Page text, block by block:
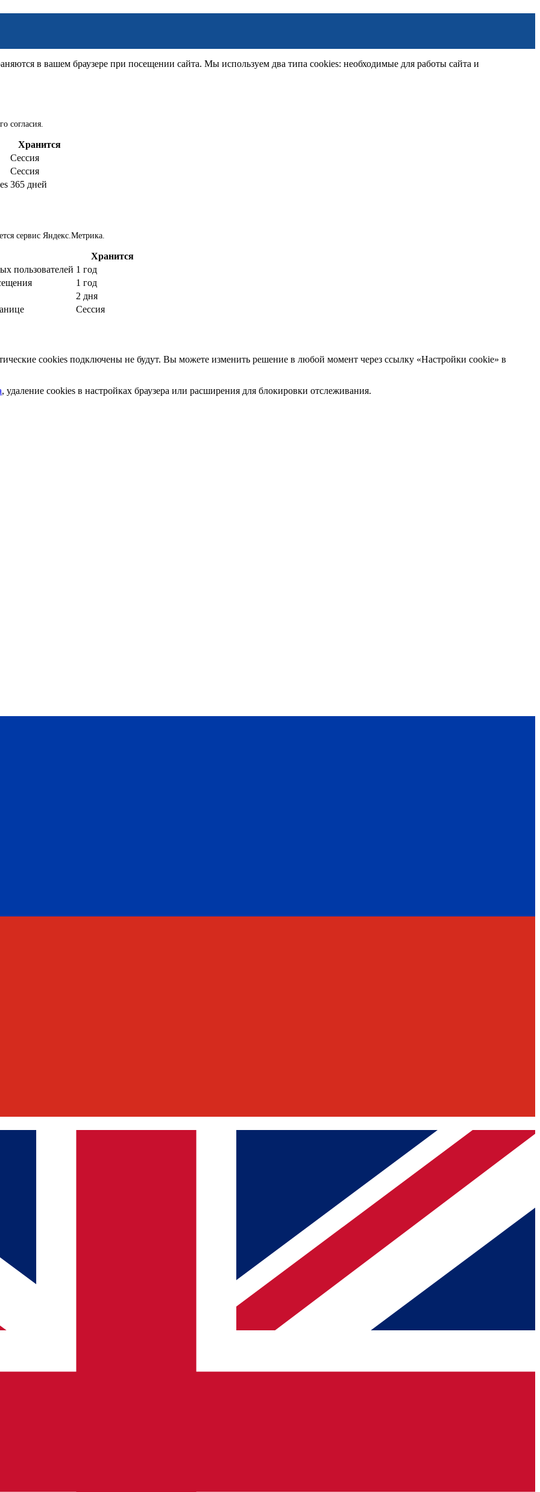
в вашем браузере при посещении сайта. Мы используем два типа cookies: необходимые для работы сайта и
согласия.
Хранится
Сессия
Сессия
365 дней
сервис Яндекс.Метрика.
Хранится
пользователей 1 год
1 год
2 дня
Сессия
cookies подключены не будут. Вы можете изменить решение в любой момент через ссылку «Настройки cookie» в
, удаление cookies в настройках браузера или расширения для блокировки отслеживания.